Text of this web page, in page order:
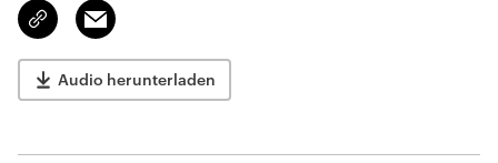
Link
kopieren/teilen
Email
Audio herunterladen